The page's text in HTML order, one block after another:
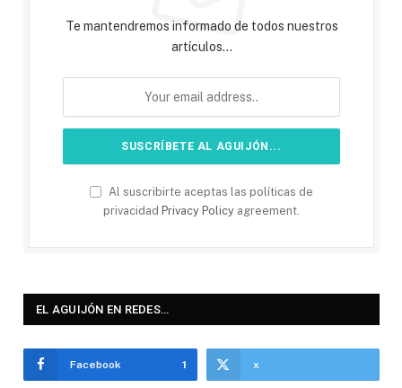
Te mantendremos informado de todos nuestros
artículos...
Al suscribirte aceptas las políticas de
privacidad Privacy Policy agreement.
EL AGUIJÓN EN REDES…
Facebook 1 x